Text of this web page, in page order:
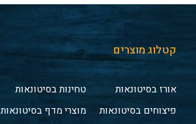
קטלוג מוצרים
אורז בסיטונאות
פיצוחים בסיטונאות
טחינות בסיטונאות
מוצרי מדף בסיטונאות